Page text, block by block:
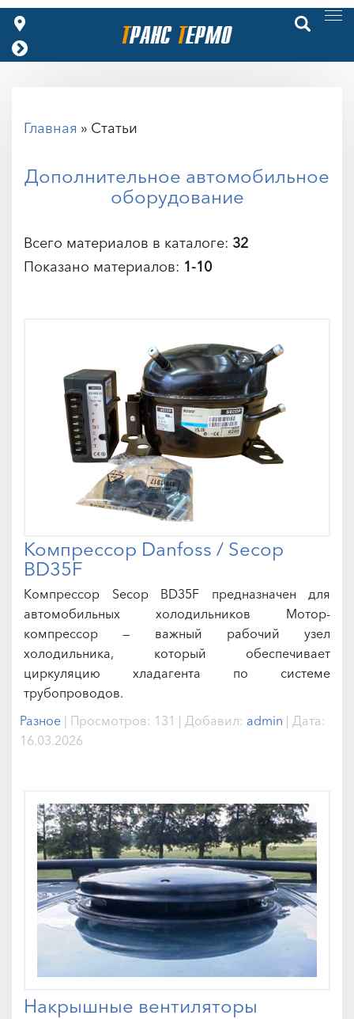
Главная » Статьи
Дополнительное автомобильное
оборудование
Всего материалов в каталоге: 32
Показано материалов: 1-10
Компрессор Danfoss / Secop
BD35F
Компрессор Secop BD35F предназначен для
автомобильных холодильников Мотор-
компрессор — важный рабочий узел
холодильника, который обеспечивает
циркуляцию хладагента по системе
трубопроводов.
Разное | Просмотров: 131 | Добавил: admin | Дата:
16.03.2026
Накрышные вентиляторы